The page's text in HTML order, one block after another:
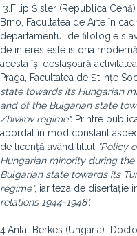
3.Filip Šisler (Republica
Brno, Facultatea de Arte în
departamentul de filologie
de interes este istoria
acesta își desfașoară
Praga, Facultatea de Științe
state towards its Hungarian
and of the Bulgarian state
Zhivkov regime". Printre
abordat în mod constant
de licență având titlul
"Policy
Hungarian minority during the
Bulgarian state towards its
regime", iar teza de disertație
relations 1944-1948".
4.Antal Berkes (Ungaria)